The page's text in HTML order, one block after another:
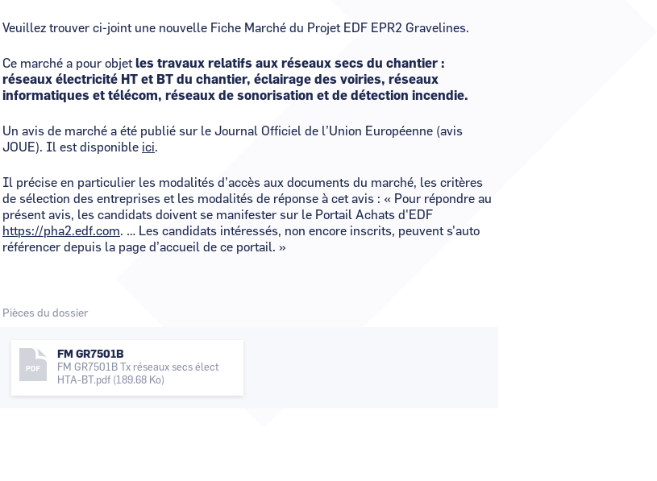
Contenu
Veuillez trouver ci-joint une nouvelle Fiche Marché du Projet EDF EPR2 Gravelines.
Ce marché a pour objet les travaux relatifs aux réseaux secs du chantier :
réseaux électricité HT et BT du chantier, éclairage des voiries, réseaux
informatiques et télécom, réseaux de sonorisation et de détection incendie.
Un avis de marché a été publié sur le Journal Officiel de l’Union Européenne (avis
JOUE). Il est disponible ici.
Il précise en particulier les modalités d’accès aux documents du marché, les critères
de sélection des entreprises et les modalités de réponse à cet avis : « Pour répondre au
présent avis, les candidats doivent se manifester sur le Portail Achats d'EDF
https://pha2.edf.com. … Les candidats intéressés, non encore inscrits, peuvent s'auto
référencer depuis la page d’accueil de ce portail. »
Pièces du dossier
FM GR7501B
FM GR7501B Tx réseaux secs élect
HTA-BT.pdf (189.68 Ko)